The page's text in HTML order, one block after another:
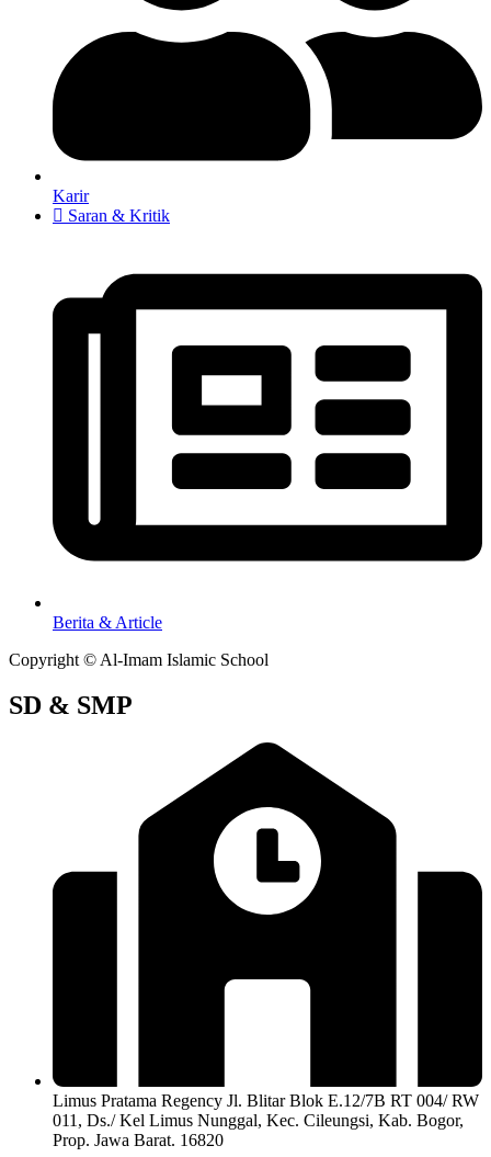
Karir
Saran & Kritik
Berita & Article
Copyright © Al-Imam Islamic School
SD & SMP
Limus Pratama Regency Jl. Blitar Blok E.12/7B RT 004/ RW
011, Ds./ Kel Limus Nunggal, Kec. Cileungsi, Kab. Bogor,
Prop. Jawa Barat. 16820